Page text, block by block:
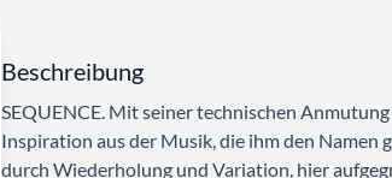
Beschreibung
SEQUENCE. Mit seiner technischen
Inspiration aus der Musik, die ihm den Namen
durch Wiederholung und Variation, hier